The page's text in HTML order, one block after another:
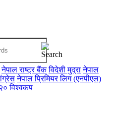
नेपाल राष्ट्र बैंक विदेशी मुद्रा नेपाल
नेपाल प्रिमियर लिग (एनपीएल)
विश्वकप